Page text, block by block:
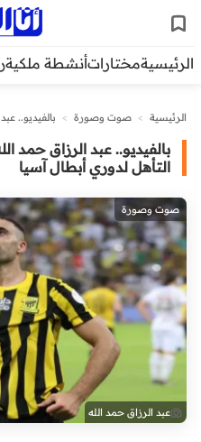
الرئيسيةمختاراتأنشطة ملكية
الرئيسية > صوت وصورة >
بالفيديو..
بالفيديو.. عبد الرزاق حمد
التأهل لدوري أبطال آسيا
صوت وصورة
عبد الرزاق حمد الله